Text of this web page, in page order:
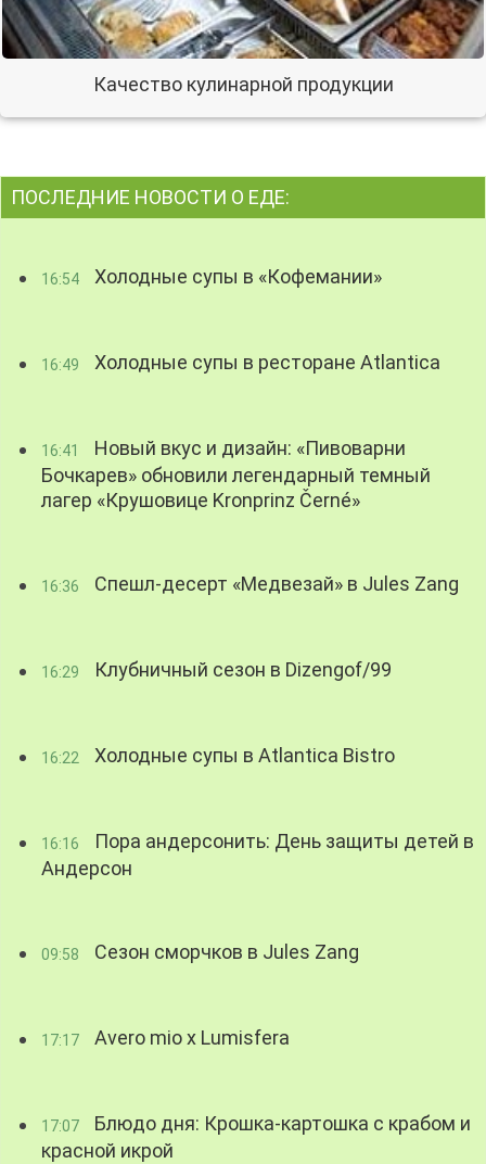
Качество кулинарной продукции
ПОСЛЕДНИЕ НОВОСТИ О ЕДЕ:
16:54 Холодные супы в «Кофемании»
16:49 Холодные супы в ресторане Atlantica
16:41
Новый вкус и дизайн: «Пивоварни
Бочкарев» обновили легендарный темный
лагер «Крушовице Kronprinz Černé»
16:36 Спешл-десерт «Медвезай» в Jules Zang
16:29 Клубничный сезон в Dizengof/99
16:22 Холодные супы в Atlantica Bistro
16:16
Пора андерсонить: День защиты детей в
Андерсон
09:58 Сезон сморчков в Jules Zang
17:17 Avero mio x Lumisfera
17:07
Блюдо дня: Крошка-картошка с крабом и
красной икрой